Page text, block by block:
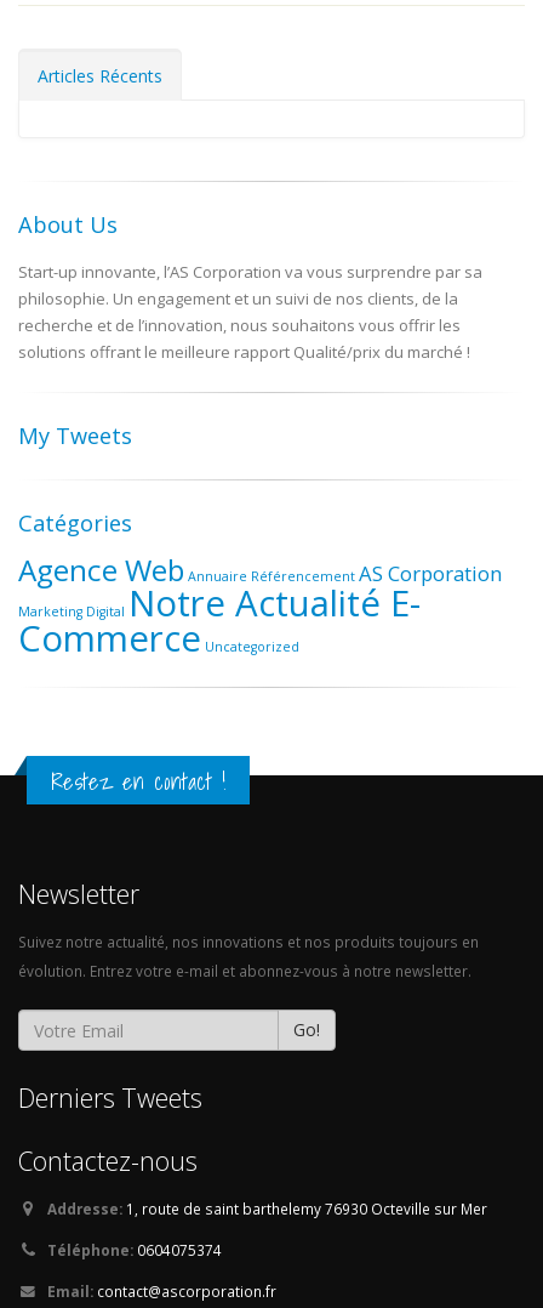
Articles Récents
About Us
Start-up innovante, l’AS Corporation va vous surprendre par sa
philosophie. Un engagement et un suivi de nos clients, de la
recherche et de l’innovation, nous souhaitons vous offrir les
solutions offrant le meilleure rapport Qualité/prix du marché !
My Tweets
Catégories
Agence Web Annuaire Référencement AS Corporation
Marketing Digital Notre Actualité E-
Commerce Uncategorized
Restez en contact !
Newsletter
Suivez notre actualité, nos innovations et nos produits toujours en
évolution. Entrez votre e-mail et abonnez-vous à notre newsletter.
Go!
Derniers Tweets
Contactez-nous
Addresse: 1, route de saint barthelemy76930 Octeville sur Mer
Téléphone: 0604075374
Email: contact@ascorporation.fr